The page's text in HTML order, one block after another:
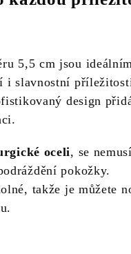
5,5 cm jsou
i slavnostní
design
oceli, se
pokožky.
takže je můžete